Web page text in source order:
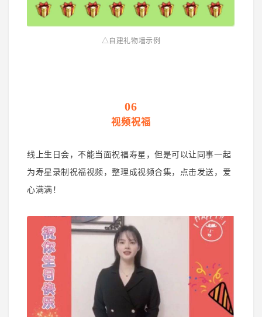
△自建礼物墙示例
06
视频祝福
线上生日会，不能当面祝福寿星，但是可以让同事一起
为寿星录制祝福视频，整理成视频合集，点击发送，爱
心满满！